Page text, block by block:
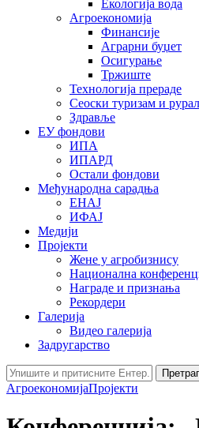
Екологија вода
Агроекономија
Финансије
Аграрни буџет
Осигурање
Тржиште
Технологија прераде
Сеоски туризам и
Здравље
ЕУ фондови
ИПА
ИПАРД
Остали фондови
Међународна сарадња
ЕНАЈ
ИФАЈ
Медији
Пројекти
Жене у агробизнису
Национална
Награде и признања
Рекордери
Галерија
Видео галерија
Задругарство
АгроекономијаПројекти